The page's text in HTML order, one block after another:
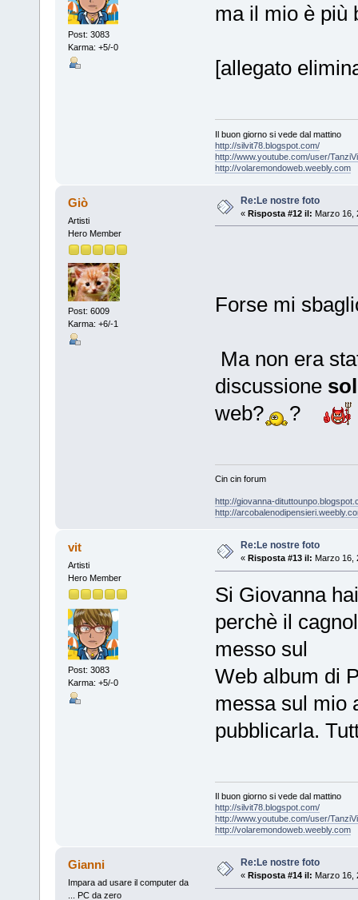
Post: 3083
Karma: +5/-0
ma il mio è più
[allegato
Il buon giorno si vede dal mattino
http://silvit78.blogspot.com/
http://www.youtube.com/user/
http://volaremondoweb.weebly.com
Giò
Artisti
Hero Member
Post: 6009
Karma: +6/-1
Re:Le nostre foto
« Risposta #12 il: Marzo 16,
Forse mi
Ma non era
discussione
web?
?
Cin cin forum
http://giovanna-
http://
vit
Artisti
Hero Member
Post: 3083
Karma: +5/-0
Re:Le nostre foto
« Risposta #13 il: Marzo 16,
Si Giovanna
perchè il
messo sul
Web album di
messa sul mio
pubblicarla.
Il buon giorno si vede dal mattino
http://silvit78.blogspot.com/
http://www.youtube.com/user/
http://volaremondoweb.weebly.com
Gianni
Impara ad usare il computer da
... PC da zero
Re:Le nostre foto
« Risposta #14 il: Marzo 16,